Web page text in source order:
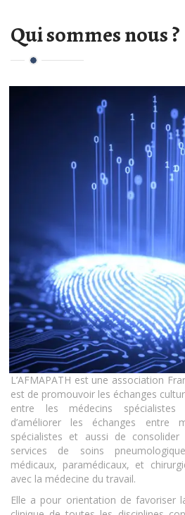
Qui sommes nous ?
L’AFMAPATH est une association
est de promouvoir les échanges
entre les médecins
d’améliorer les échanges entre
spécialistes et aussi de
services de soins
médicaux, paramédicaux, et
avec la médecine du travail.
Elle a pour orientation de favoriser